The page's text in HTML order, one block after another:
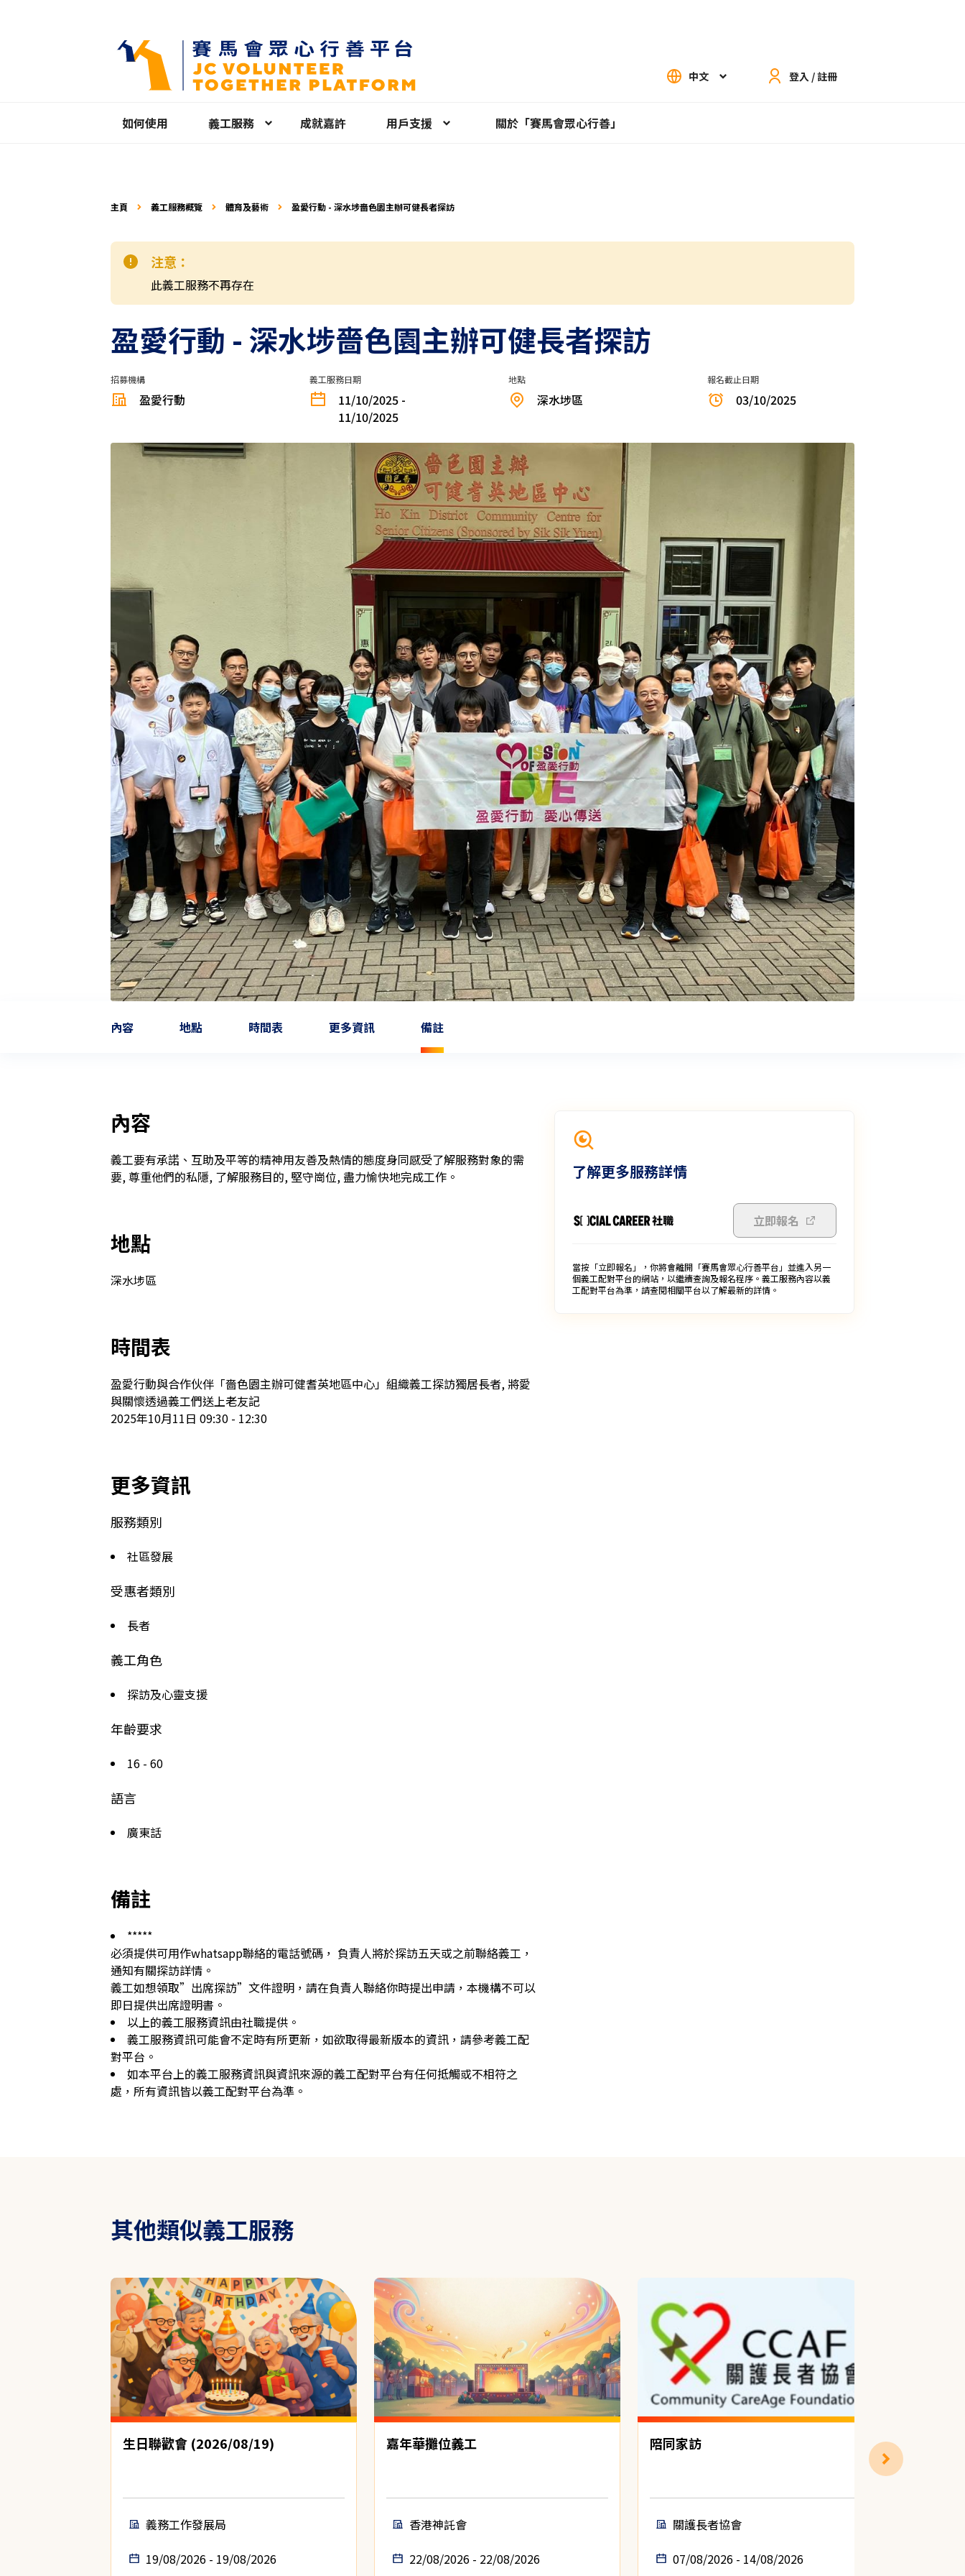
中文 登入 / 註冊
如何使用 義工服務 成就嘉許 用戶支援 關於「賽馬會眾心行善」
主頁 義工服務概覽 體育及藝術 盈愛行動 - 深水埗嗇色園主辦可健長者探訪
注意：
此義工服務不再存在
盈愛行動 - 深水埗嗇色園主辦可健長者探訪
招募機構
盈愛行動
義工服務日期
11/10/2025 -
11/10/2025
地點
深水埗區
報名截止日期
03/10/2025
內容 地點 時間表 更多資訊 備註
內容
義工要有承諾、互助及平等的精神用友善及熱情的態度身同感受了解服務對象的需
地點
深水埗區
時間表
盈愛行動與合作伙伴「嗇色園主辦可健耆英地區中心」組織義工探訪獨居長者, 將愛
與關懷透過義工們送上老友記
2025年10月11日 09:30 - 12:30
更多資訊
服務類別
社區發展
受惠者類別
長者
義工角色
探訪及心靈支援
年齡要求
16 - 60
語言
廣東話
備註
*****
必須提供可用作whatsapp聯絡的電話號碼， 負責人將於探訪五天或之前聯絡義工，
通知有關探訪詳情。
義工如想領取”出席探訪”文件證明，請在負責人聯絡你時提出申請，本機構不可以
即日提供出席證明書。
以上的義工服務資訊由社職提供。
義工服務資訊可能會不定時有所更新，如欲取得最新版本的資訊，請參考義工配
對平台。
如本平台上的義工服務資訊與資訊來源的義工配對平台有任何抵觸或不相符之
處，所有資訊皆以義工配對平台為準。
了解更多服務詳情
立即報名
當按「立即報名」，你將會離開「賽馬會眾心行善平台」並進入另一
個義工配對平台的網站，以繼續查詢及報名程序。義工服務內容以義
工配對平台為準，請查閱相關平台以了解最新的詳情。
其他類似義工服務
生日聯歡會 (2026/08/19)
義務工作發展局
19/08/2026 - 19/08/2026
嘉年華攤位義工
香港神託會
22/08/2026 - 22/08/2026
陪同家訪
關護長者協會
07/08/2026 - 14/08/2026